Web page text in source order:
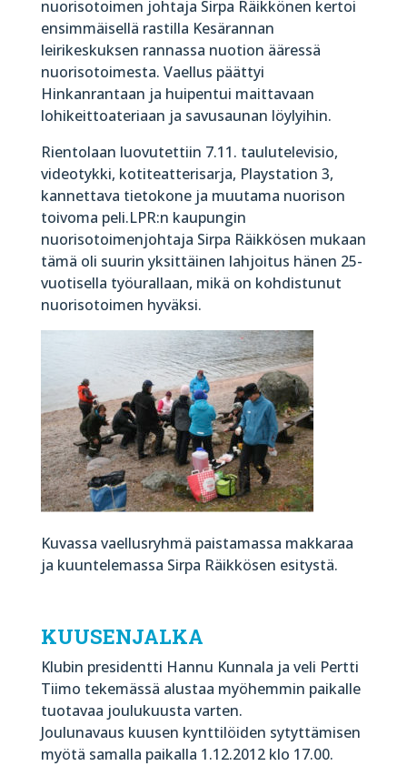
nuorisotoimen johtaja Sirpa Räikkönen kertoi
ensimmäisellä rastilla Kesärannan
leirikeskuksen rannassa nuotion ääressä
nuorisotoimesta. Vaellus päättyi
Hinkanrantaan ja huipentui maittavaan
lohikeittoateriaan ja savusaunan löylyihin.
Rientolaan luovutettiin 7.11. taulutelevisio,
videotykki, kotiteatterisarja, Playstation 3,
kannettava tietokone ja muutama nuorison
toivoma peli.LPR:n kaupungin
nuorisotoimenjohtaja Sirpa Räikkösen mukaan
tämä oli suurin yksittäinen lahjoitus hänen 25-
vuotisella työurallaan, mikä on kohdistunut
nuorisotoimen hyväksi.
Kuvassa vaellusryhmä paistamassa makkaraa
ja kuuntelemassa Sirpa Räikkösen esitystä.
KUUSENJALKA
Klubin presidentti Hannu Kunnala ja veli Pertti
Tiimo tekemässä alustaa myöhemmin paikalle
tuotavaa joulukuusta varten.
Joulunavaus kuusen kynttilöiden sytyttämisen
myötä samalla paikalla 1.12.2012 klo 17.00.